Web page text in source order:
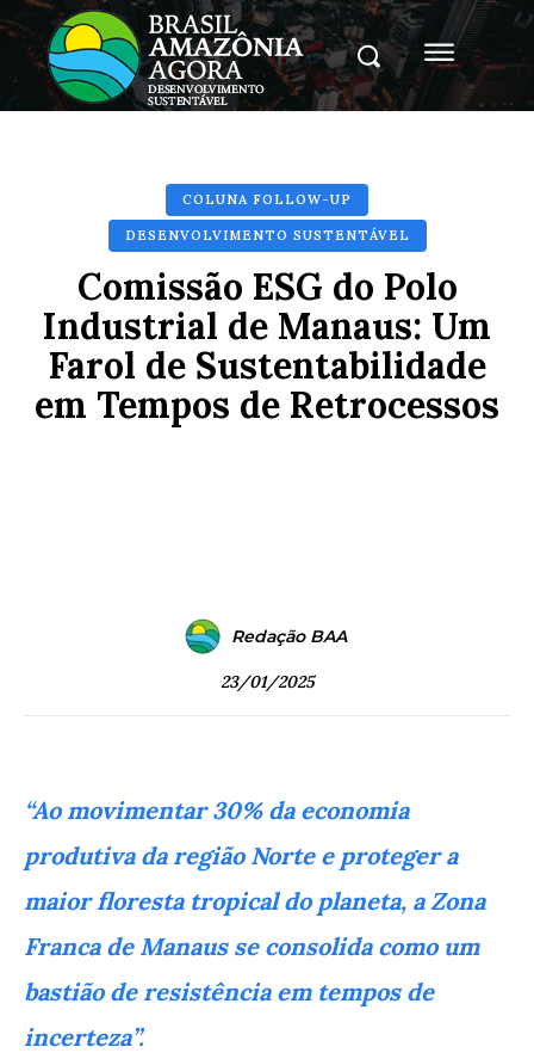
COLUNA FOLLOW-UP
DESENVOLVIMENTO SUSTENTÁVEL
Comissão ESG do Polo
Industrial de Manaus: Um
Farol de Sustentabilidade
em Tempos de Retrocessos
Redação BAA
23/01/2025
“Ao movimentar 30% da economia
produtiva da região Norte e proteger a
maior floresta tropical do planeta, a Zona
Franca de Manaus se consolida como um
bastião de resistência em tempos de
incerteza”.